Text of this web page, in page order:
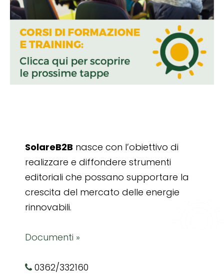
SolareB2B nasce con l’obiettivo di
realizzare e diffondere strumenti
editoriali che possano supportare la
crescita del mercato delle energie
rinnovabili.
Documenti »
0362/332160